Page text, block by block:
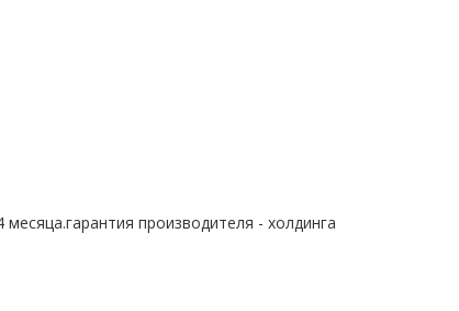
производителя - холдинга